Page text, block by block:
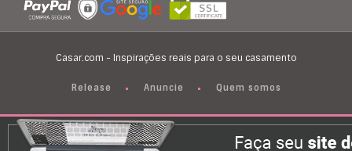
Casar.com - Inspirações reais para o seu casamento
Release Anuncie Quem somos